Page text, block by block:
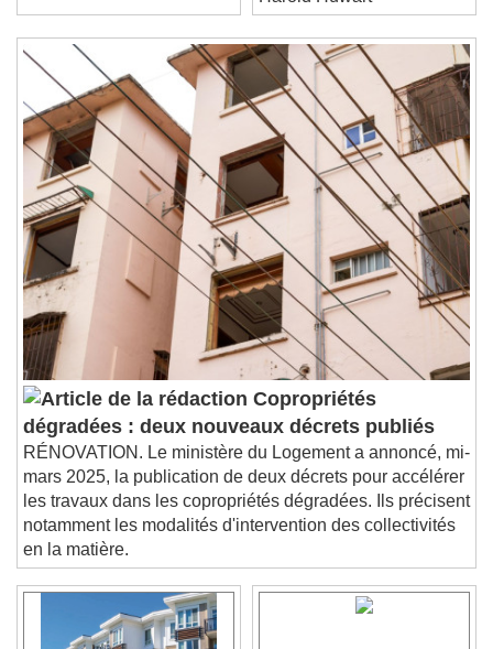
Stream TypeLIVE
Seek to live, currently behind liveLIVE
Remaining Time-0:00
1x
Playback Rate
Chapters
Chapters
Descriptions
descriptions off, selected
Subtitles
subtitles settings, opens subtitles
settings dialog
subtitles off, selected
Audio Track
Picture-in-Picture
Fullscreen
This is a modal window.
Beginning of dialog window. Escape will cancel
and close the window.
Text
Color Opacity
Text Background
Harold Huwart
Copropriétés
dégradées : deux nouveaux décrets publiés
RÉNOVATION. Le ministère du Logement a annoncé, mi-
mars 2025, la publication de deux décrets pour accélérer
les travaux dans les copropriétés dégradées. Ils précisent
notamment les modalités d'intervention des collectivités
en la matière.